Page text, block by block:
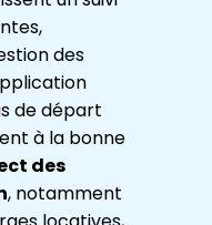
des
de départ
à la bonne
des
, notamment